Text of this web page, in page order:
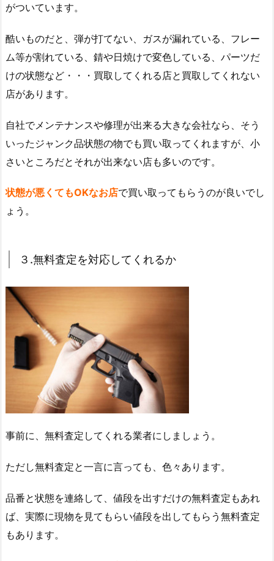
がついています。
酷いものだと、弾が打てない、ガスが漏れている、フレー
ム等が割れている、錆や日焼けで変色している、パーツだ
けの状態など・・・買取してくれる店と買取してくれない
店があります。
自社でメンテナンスや修理が出来る大きな会社なら、そう
いったジャンク品状態の物でも買い取ってくれますが、小
さいところだとそれが出来ない店も多いのです。
状態が悪くてもOKなお店で買い取ってもらうのが良いでし
ょう。
３.無料査定を対応してくれるか
事前に、無料査定してくれる業者にしましょう。
ただし無料査定と一言に言っても、色々あります。
品番と状態を連絡して、値段を出すだけの無料査定もあれ
ば、実際に現物を見てもらい値段を出してもらう無料査定
もあります。